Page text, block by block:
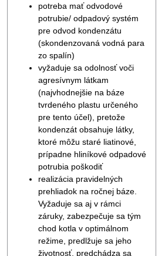
potreba mať odvodové
potrubie/ odpadový systém
pre odvod kondenzátu
(skondenzovaná vodná para
zo spalín)
vyžaduje sa odolnosť voči
agresívnym látkam
(najvhodnejšie na báze
tvrdeného plastu určeného
pre tento účel), pretože
kondenzát obsahuje látky,
ktoré môžu staré liatinové,
prípadne hliníkové odpadové
potrubia poškodiť
realizácia pravidelných
prehliadok na ročnej báze.
Vyžaduje sa aj v rámci
záruky, zabezpečuje sa tým
chod kotla v optimálnom
režime, predlžuje sa jeho
životnosť, predchádza sa